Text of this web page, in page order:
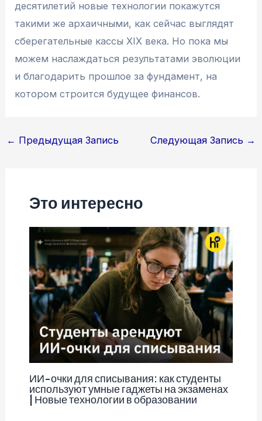
десятилетий новые технологии покажутся
такими же архаичными, как сейчас выглядят
сберегательные кассы XIX века. Но пока мы
можем наслаждаться результатами эволюции
и благодарить прошлое за фундамент, на
котором строится будущее финансов.
Навигация
← Предыдущая Запись Следующая Запись →
Это интересно
ИИ-очки для списывания: как студенты
используют умные гаджеты на экзаменах
| Новые технологии в образовании